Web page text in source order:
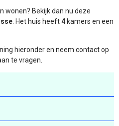
wonen? Bekijk dan nu deze
. Het huis heeft4 kamers en een
hieronder en neem contact op
te vragen.